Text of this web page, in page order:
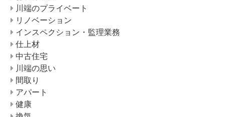
川端のプライベート
リノベーション
インスペクション・監理業務
仕上材
中古住宅
川端の思い
間取り
アパート
健康